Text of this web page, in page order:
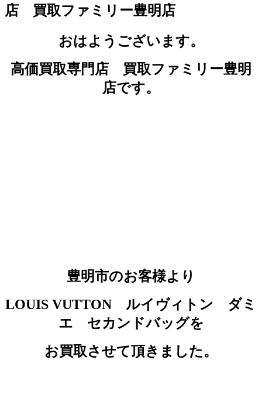
店 買取ファミリー豊明店
おはようございます。
高価買取専門店 買取ファミリー豊明
店です。
豊明市のお客様より
LOUIS VUTTON ルイヴィトン ダミ
エ セカンドバッグを
お買取させて頂きました。